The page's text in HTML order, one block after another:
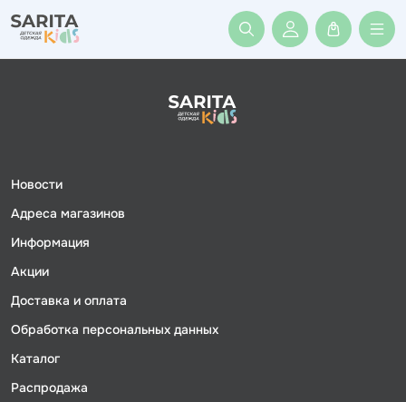
Войти или
Новости
Адреса магазинов
Информация
Акции
Доставка и оплата
Обработка персональных данных
Каталог
Распродажа